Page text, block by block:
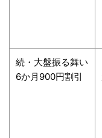
続・大盤振る舞い
6か月900円割引